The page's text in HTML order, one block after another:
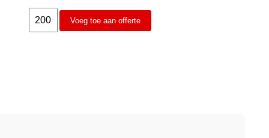
Voeg toe aan offerte